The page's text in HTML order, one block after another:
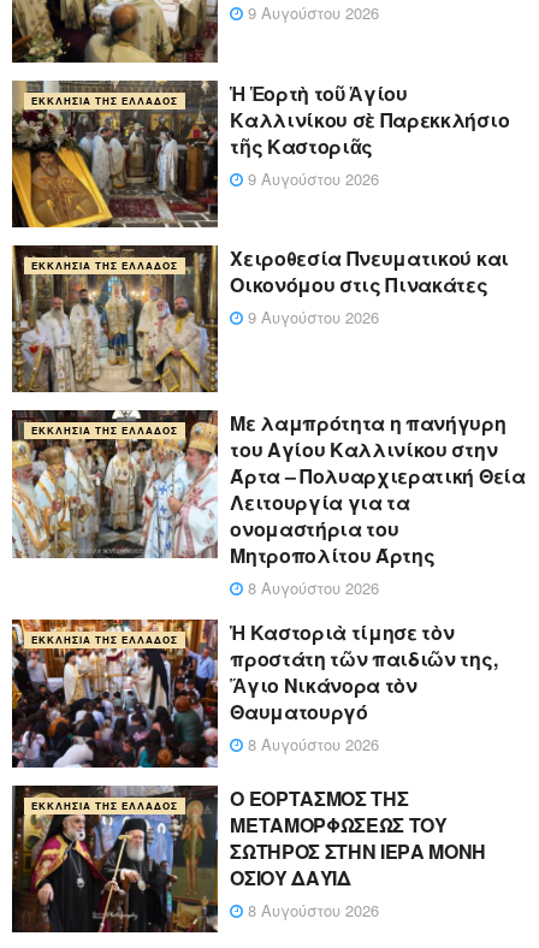
9 Αυγούστου 2026
ΕΚΚΛΗΣΊΑ ΤΗΣ ΕΛΛΆΔΟΣ
Ἡ Ἑορτὴ τοῦ Ἁγίου
Καλλινίκου σὲ Παρεκκλήσιο
τῆς Καστοριᾶς
9 Αυγούστου 2026
ΕΚΚΛΗΣΊΑ ΤΗΣ ΕΛΛΆΔΟΣ
Χειροθεσία Πνευματικού και
Οικονόμου στις Πινακάτες
9 Αυγούστου 2026
ΕΚΚΛΗΣΊΑ ΤΗΣ ΕΛΛΆΔΟΣ
Με λαμπρότητα η πανήγυρη
του Αγίου Καλλινίκου στην
Άρτα – Πολυαρχιερατική Θεία
Λειτουργία για τα
ονομαστήρια του
Μητροπολίτου Άρτης
8 Αυγούστου 2026
ΕΚΚΛΗΣΊΑ ΤΗΣ ΕΛΛΆΔΟΣ
Ἡ Καστοριὰ τίμησε τὸν
προστάτη τῶν παιδιῶν της,
Ἅγιο Νικάνορα τὸν
Θαυματουργό
8 Αυγούστου 2026
ΕΚΚΛΗΣΊΑ ΤΗΣ ΕΛΛΆΔΟΣ
Ο ΕΟΡΤΑΣΜΟΣ ΤΗΣ
ΜΕΤΑΜΟΡΦΩΣΕΩΣ ΤΟΥ
ΣΩΤΗΡΟΣ ΣΤΗΝ ΙΕΡΑ ΜΟΝΗ
ΟΣΙΟΥ ΔΑΥΪΔ
8 Αυγούστου 2026